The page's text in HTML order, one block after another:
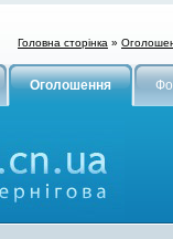
Головна сторінка »
Оголошення